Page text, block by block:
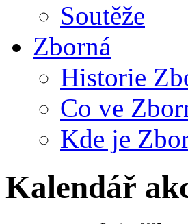
Soutěže
Zborná
Historie
Co ve
Kde je
Kalendář